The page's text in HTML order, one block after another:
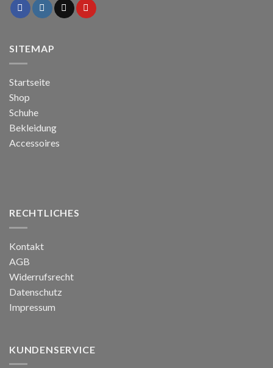
SITEMAP
Startseite
Shop
Schuhe
Bekleidung
Accessoires
RECHTLICHES
Kontakt
AGB
Widerrufsrecht
Datenschutz
Impressum
KUNDENSERVICE